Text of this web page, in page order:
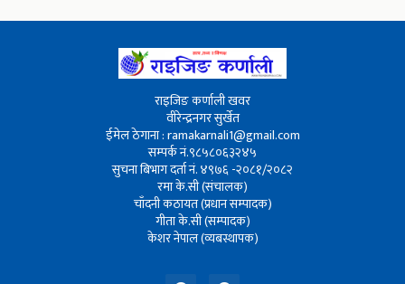
राइजिङ कर्णाली खवर
वीरेन्द्रनगर सुर्खेत
ईमेल ठेगाना : ramakarnali1@gmail.com
सम्पर्क नं.९८५८०६३२४५
सुचना बिभाग दर्ता नं. ४९७६ -२०८१/२०८२
रमा के.सी (संचालक)
चाँदनी कठायत (प्रधान सम्पादक)
गीता के.सी (सम्पादक)
केशर नेपाल (व्यबस्थापक)